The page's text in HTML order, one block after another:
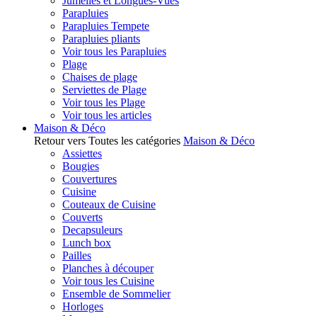
Parapluies
Parapluies Tempete
Parapluies pliants
Voir tous les Parapluies
Plage
Chaises de plage
Serviettes de Plage
Voir tous les Plage
Voir tous les articles
Maison & Déco
Retour vers Toutes les catégories Maison & Déco
Assiettes
Bougies
Couvertures
Cuisine
Couteaux de Cuisine
Couverts
Decapsuleurs
Lunch box
Pailles
Planches à découper
Voir tous les Cuisine
Ensemble de Sommelier
Horloges